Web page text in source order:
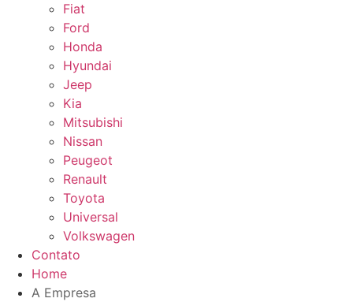
Fiat
Ford
Honda
Hyundai
Jeep
Kia
Mitsubishi
Nissan
Peugeot
Renault
Toyota
Universal
Volkswagen
Contato
Home
A Empresa